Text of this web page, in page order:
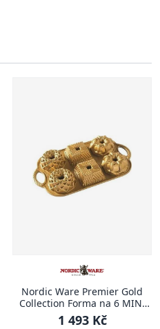
Nordic Ware Premier Gold
Collection Forma na 6 MINI
BÁBOVEK 1,4 l
1 493 Kč